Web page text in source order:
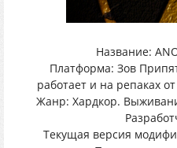
Название:
Платформа: Зов
работает и на репаках
Жанр: Хардкор.
Текущая версия